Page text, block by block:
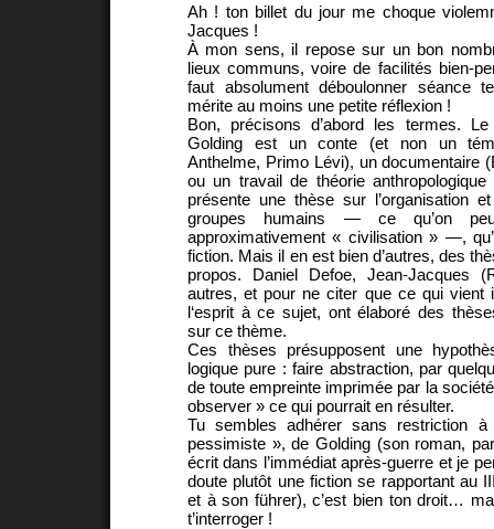
Ah ! ton billet du jour me choque
Jacques !
À mon sens, il repose sur un bon
lieux communs, voire de facilités bien-
faut absolument déboulonner séance
mérite au moins une petite réflexion !
Bon, précisons d’abord les termes.
Golding est un conte (et non un
Anthelme, Primo Lévi), un documentaire
ou un travail de théorie
présente une thèse sur l’organisation
groupes humains — ce qu’on
approximativement « civilisation » —,
fiction. Mais il en est bien d’autres, des
propos. Daniel Defoe, Jean-Jacques
autres, et pour ne citer que ce qui vient
l‘esprit à ce sujet, ont élaboré des
sur ce thème.
Ces thèses présupposent une
logique pure : faire abstraction, par
de toute empreinte imprimée par la
observer » ce qui pourrait en résulter.
Tu sembles adhérer sans restriction
pessimiste », de Golding (son roman,
écrit dans l’immédiat après-guerre et je
doute plutôt une fiction se rapportant au
et à son führer), c’est bien ton droit…
t’interroger !